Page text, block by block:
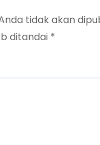
tidak akan
ditandai *